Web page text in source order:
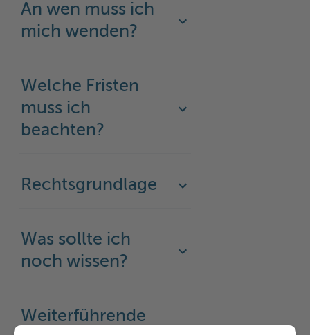
An wen muss ich
mich wenden?
Welche Fristen
muss ich
beachten?
Rechtsgrundlage
Was sollte ich
noch wissen?
Weiterführende